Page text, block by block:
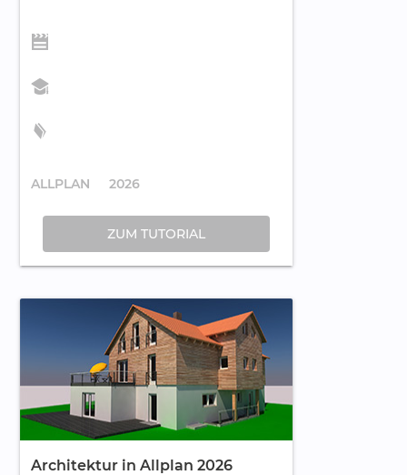
ALLPLAN 2026
ZUM TUTORIAL
Architektur in Allplan 2026